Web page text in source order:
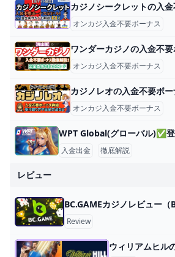
オンカジ入金不要ボーナス
オンカジ入金不要ボーナス
オンカジ入金不要ボーナス
入金出金 徹底解説
レビュー
Review